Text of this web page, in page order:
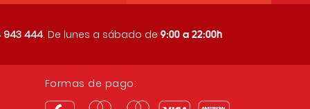
943 444. De lunes a sábado de 9:00 a 22:00h
Formas de pago: